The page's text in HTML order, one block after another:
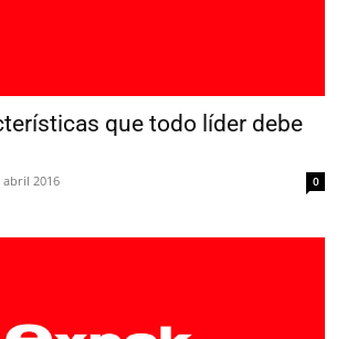
que todo líder debe
abril 2016 0